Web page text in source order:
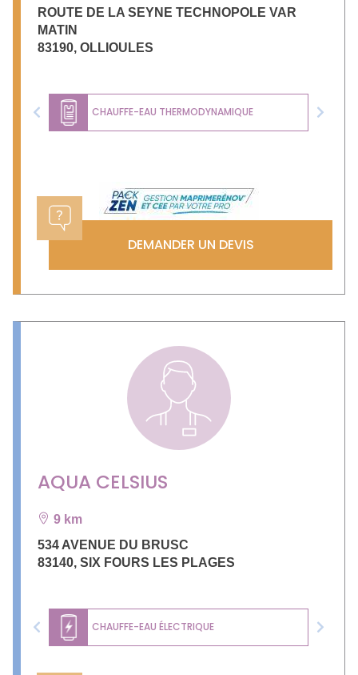
ROUTE DE LA SEYNE TECHNOPOLE VAR
MATIN
83190, OLLIOULES
CHAUFFE-EAU THERMODYNAMIQUE
Previous Next
DEMANDER UN DEVIS
AQUA CELSIUS
9 km
534 AVENUE DU BRUSC
83140, SIX FOURS LES PLAGES
CHAUFFE-EAU ÉLECTRIQUE
Previous Next